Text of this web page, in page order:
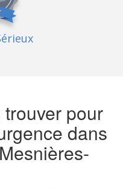
pour
dans